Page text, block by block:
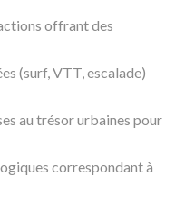
offrant des
(surf, VTT, escalade)
au trésor urbaines pour
correspondant à